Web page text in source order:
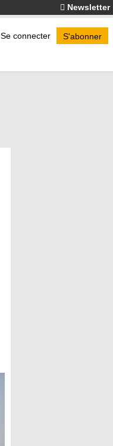
Newsletter
Se connecter S'abonner